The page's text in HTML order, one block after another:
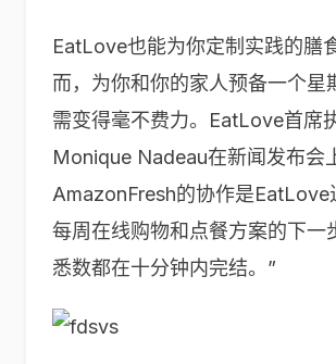
EatLove也能为你定制实践的膳
而，为你和你的家人预备一个星
需变得毫不费力。EatLove首席
Monique Nadeau在新闻发布会
AmazonFresh的协作是EatLove
每周在线购物和点餐方案的下一
悉数都在十分钟内完结。”